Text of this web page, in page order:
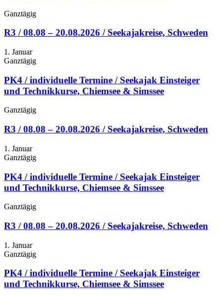
Ganztägig
R3 / 08.08 – 20.08.2026 / Seekajakreise, Schweden
1. Januar
Ganztägig
PK4 / individuelle Termine / Seekajak Einsteiger
und Technikkurse, Chiemsee & Simssee
Ganztägig
R3 / 08.08 – 20.08.2026 / Seekajakreise, Schweden
1. Januar
Ganztägig
PK4 / individuelle Termine / Seekajak Einsteiger
und Technikkurse, Chiemsee & Simssee
Ganztägig
R3 / 08.08 – 20.08.2026 / Seekajakreise, Schweden
1. Januar
Ganztägig
PK4 / individuelle Termine / Seekajak Einsteiger
und Technikkurse, Chiemsee & Simssee